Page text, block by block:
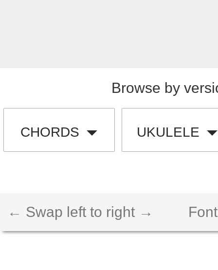
Browse by
CHORDS UKULELE
← Swap left to right →